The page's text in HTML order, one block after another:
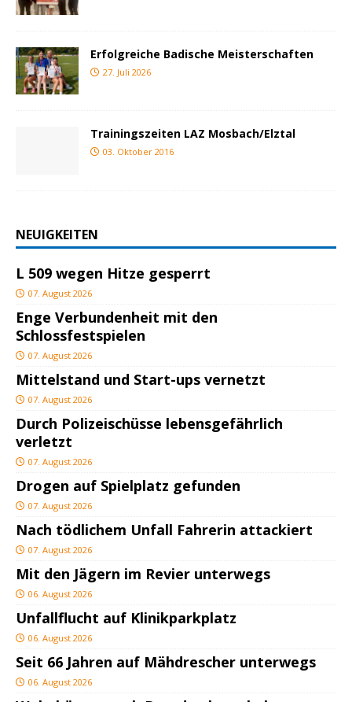
Erfolgreiche Badische Meisterschaften
27. Juli 2026
Trainingszeiten LAZ Mosbach/Elztal
03. Oktober 2016
NEUIGKEITEN
L 509 wegen Hitze gesperrt
07. August 2026
Enge Verbundenheit mit den
Schlossfestspielen
07. August 2026
Mittelstand und Start-ups vernetzt
07. August 2026
Durch Polizeischüsse lebensgefährlich
verletzt
07. August 2026
Drogen auf Spielplatz gefunden
07. August 2026
Nach tödlichem Unfall Fahrerin attackiert
07. August 2026
Mit den Jägern im Revier unterwegs
06. August 2026
Unfallflucht auf Klinikparkplatz
06. August 2026
Seit 66 Jahren auf Mähdrescher unterwegs
06. August 2026